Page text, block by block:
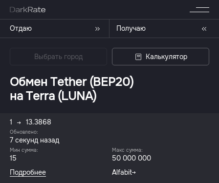
Отдаю Получаю
Выбрать город Калькулятор
Обмен Tether (BEP20)
на Terra (LUNA)
1 13.3868
Обновлено:
7 секунд назад
Мин сумма:
15
Макс сумма:
50 000 000
Подробнее
Alfabit